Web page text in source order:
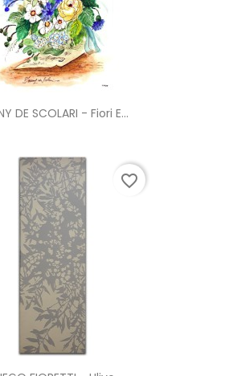
DE SCOLARI - Fiori E...
favorite_border